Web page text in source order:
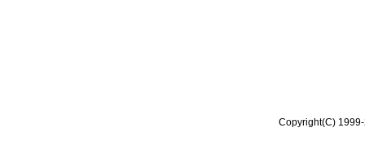
Copyright(C)